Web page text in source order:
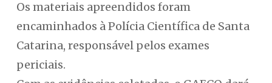
Os materiais apreendidos foram
encaminhados à Polícia Científica de Santa
Catarina, responsável pelos exames
periciais.